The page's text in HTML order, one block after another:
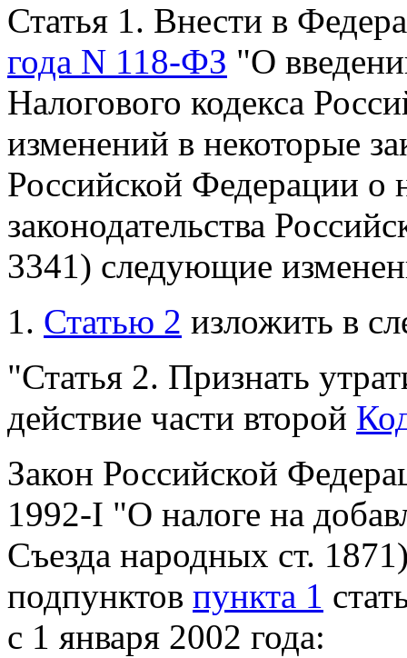
Статья 1. Внести в
года N 118-ФЗ "О
Налогового кодекса
изменений в некоторые
Российской Федерации о
законодательства
3341) следующие
1. Статью 2 изложить в
"Статья 2. Признать
действие части второй
Закон Российской
1992-I "О налоге на
Съезда народных ст.
подпунктов пункта 1
с 1 января 2002 года: